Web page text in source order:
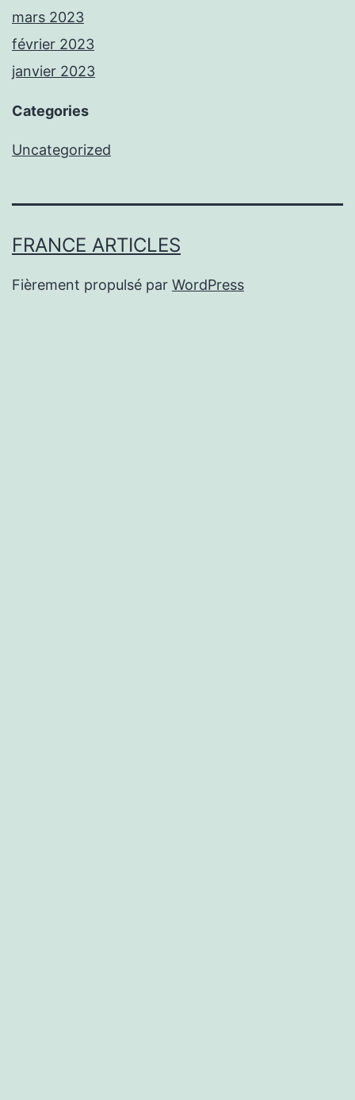
mars 2023
février 2023
janvier 2023
Categories
Uncategorized
FRANCE ARTICLES
Fièrement propulsé par WordPress